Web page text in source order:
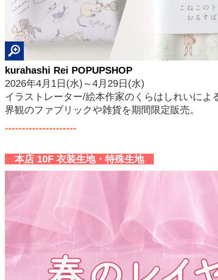
kurahashi Rei POPUPSHOP
2026年4月1日(水)～4月29日(水)
イラストレーター/絵本作家のくらはしれいによ
界観のファブリックや雑貨を期間限定販売。
---------------------
本店 10F 衣装生地・特殊生地